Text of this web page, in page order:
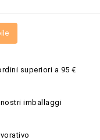
superiori a 95 €
imballaggi